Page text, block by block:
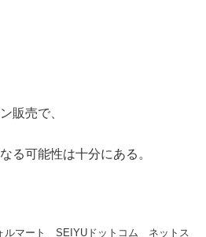
販売で、
る可能性は十分にある。
マート SEIYUドットコム ネットス